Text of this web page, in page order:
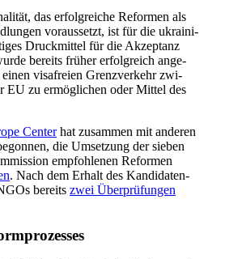
das erfolg­rei­che Refor­men als
vor­aus­setzt, ist für die ukrai­ni­
Druck­mit­tel für die Akzep­tanz
bereits früher erfolg­reich ange­
visa­freien Grenz­ver­kehr zwi­
EU zu ermög­li­chen oder Mittel des
Centerhat zusam­men mit anderen
die Umset­zung der sieben
emp­foh­le­nen Refor­men
. Nach dem Erhalt des Kan­di­da­ten­
bereits zwei Über­prü­fun­gen